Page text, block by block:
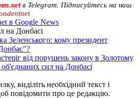
в Telegram. Підписуйтесь на наш
в Google News
на Донбасі
Зеленського: кому президент
від порушень закону в Золотому
сил на Донбасі
виділіть необхідний текст і
повідомити про це редакцію.